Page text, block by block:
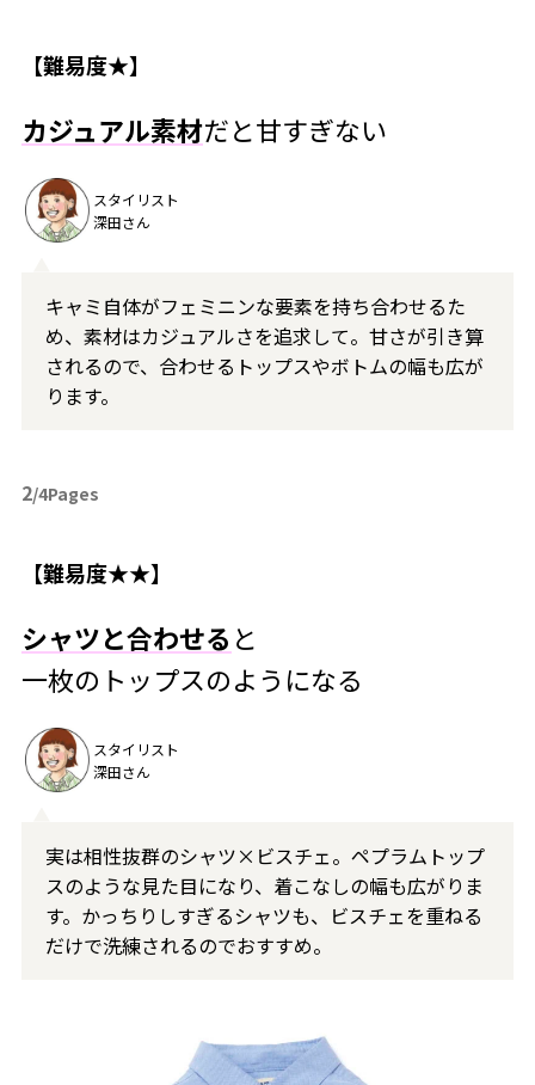
【難易度★】
カジュアル素材だと甘すぎない
スタイリスト
深田さん
キャミ自体がフェミニンな要素を持ち合わせるた
め、素材はカジュアルさを追求して。甘さが引き算
されるので、合わせるトップスやボトムの幅も広が
ります。
2/4Pages
【難易度★★】
シャツと合わせる と
一枚のトップスのようになる
スタイリスト
深田さん
実は相性抜群のシャツ×ビスチェ。ペプラムトップ
スのような見た目になり、着こなしの幅も広がりま
す。かっちりしすぎるシャツも、ビスチェを重ねる
だけで洗練されるのでおすすめ。